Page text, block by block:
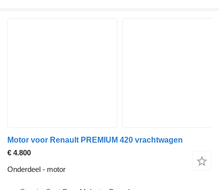
Motor voor Renault PREMIUM 420 vrachtwagen
€ 4.800
Onderdeel - motor